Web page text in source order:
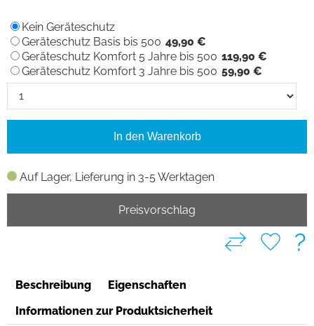
Auf Lager, Lieferung in 3-5 Werktagen
Kein Geräteschutz
Geräteschutz Basis bis 500 49,90 €
Geräteschutz Komfort 5 Jahre bis 500 119,90 €
Geräteschutz Komfort 3 Jahre bis 500 59,90 €
In den Warenkorb
Preisvorschlag
?
Beschreibung
Eigenschaften
Informationen zur Produktsicherheit